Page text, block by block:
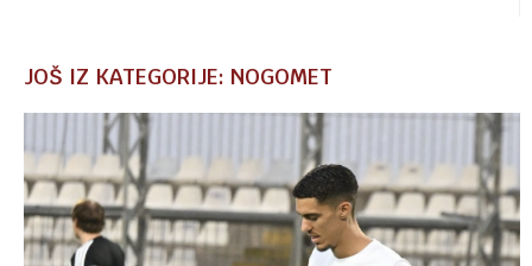
JOŠ IZ KATEGORIJE: NOGOMET